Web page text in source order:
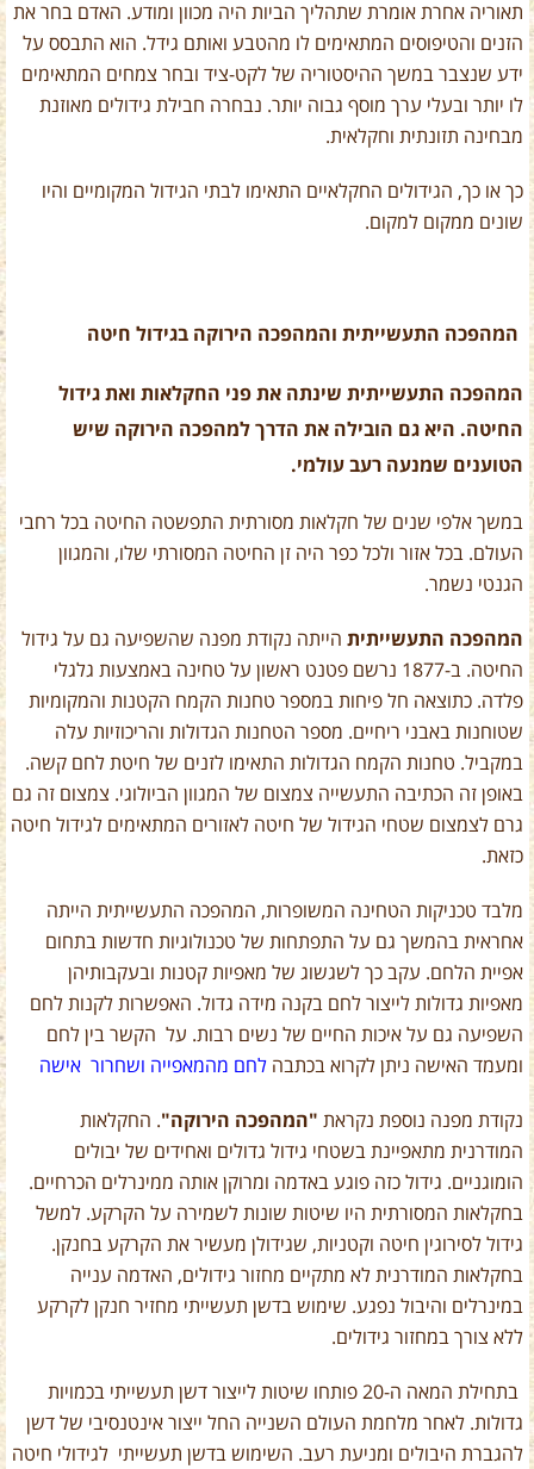
תאוריה אחרת אומרת שתהליך הביות היה מכוון ומודע. האדם בחר את
הזנים והטיפוסים המתאימים לו מהטבע ואותם גידל. הוא התבסס על
ידע שנצבר במשך ההיסטוריה של לקט-ציד ובחר צמחים המתאימים
לו יותר ובעלי ערך מוסף גבוה יותר. נבחרה חבילת גידולים מאוזנת
מבחינה תזונתית וחקלאית.
כך או כך, הגידולים החקלאיים התאימו לבתי הגידול המקומיים והיו
שונים ממקום למקום.
המהפכה התעשייתית והמהפכה הירוקה בגידול חיטה
המהפכה התעשייתית שינתה את פני החקלאות ואת גידול
החיטה. היא גם הובילה את הדרך למהפכה הירוקה שיש
הטוענים שמנעה רעב עולמי.
במשך אלפי שנים של חקלאות מסורתית התפשטה החיטה בכל רחבי
העולם. בכל אזור ולכל כפר היה זן החיטה המסורתי שלו, והמגוון
הגנטי נשמר.
המהפכה התעשייתיתהייתה נקודת מפנה שהשפיעה גם על גידול
החיטה. ב-1877 נרשם פטנט ראשון על טחינה באמצעות גלגלי
פלדה. כתוצאה חל פיחות במספר טחנות הקמח הקטנות והמקומיות
שטוחנות באבני ריחיים. מספר הטחנות הגדולות והריכוזיות עלה
במקביל. טחנות הקמח הגדולות התאימו לזנים של חיטת לחם קשה.
באופן זה הכתיבה התעשייה צמצום של המגוון הביולוגי. צמצום זה גם
גרם לצמצום שטחי הגידול של חיטה לאזורים המתאימים לגידול חיטה
כזאת.
מלבד טכניקות הטחינה המשופרות, המהפכה התעשייתית הייתה
אחראית בהמשך גם על התפתחות של טכנולוגיות חדשות בתחום
אפיית הלחם. עקב כך לשגשוג של מאפיות קטנות ובעקבותיהן
מאפיות גדולות לייצור לחם בקנה מידה גדול. האפשרות לקנות לחם
השפיעה גם על איכות החיים של נשים רבות. על הקשר בין לחם
ומעמד האישה ניתן לקרוא בכתבה לחם מהמאפייה ושחרור אישה
נקודת מפנה נוספת נקראת"המהפכה הירוקה". החקלאות
המודרנית מתאפיינת בשטחי גידול גדולים ואחידים של יבולים
הומוגניים. גידול כזה פוגע באדמה ומרוקן אותה ממינרלים הכרחיים.
בחקלאות המסורתית היו שיטות שונות לשמירה על הקרקע. למשל
גידול לסירוגין חיטה וקטניות, שגידולן מעשיר את הקרקע בחנקן.
בחקלאות המודרנית לא מתקיים מחזור גידולים, האדמה ענייה
במינרלים והיבול נפגע. שימוש בדשן תעשייתי מחזיר חנקן לקרקע
ללא צורך במחזור גידולים.
בתחילת המאה ה-20 פותחו שיטות לייצור דשן תעשייתי בכמויות
גדולות. לאחר מלחמת העולם השנייה החל ייצור אינטנסיבי של דשן
להגברת היבולים ומניעת רעב. השימוש בדשן תעשייתי לגידולי חיטה